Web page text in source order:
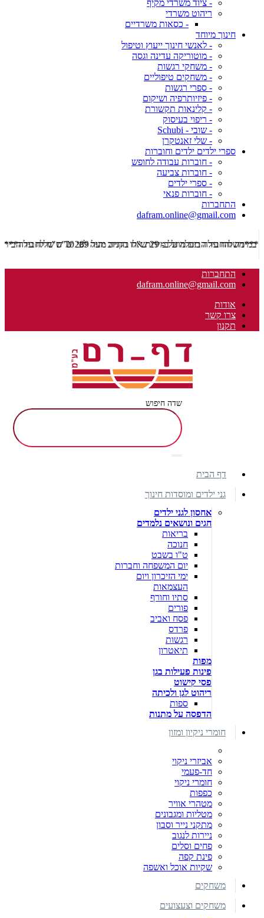
- ציוד משרדי מקיף
ריהוט משרדי
- כסאות משרדיים
חינוך מיוחד
- לאנשי חינוך ייעוץ וטיפול
- מוטוריקה עדינה וגסה
- משחקי רגשות
- משחקים טיפוליים
- ספרי רגשות
- פיזיותרפיה ושיקום
- קלינאות תקשורת
- ריפוי בעיסוק
- שובי - Schubi
- שלי זאנטקרן
ספרי ילדים ילדים וחוברות
- חוברות עבודה לחופש
- חוברות צביעה
- ספרי ילדים
- חוברות פנאי
התחברות
dafram.online@gmail.com
***משלוח עד הבית מוזל ב- 29 ש"ח בקניה מעל 289 ש"ח שליח עד הבית ***
התחברות
dafram.online@gmail.com
אודות
צרו קשר
תקנון
שדה חיפוש
דף הבית
גני ילדים ומוסדות חינוך
אחסון לגני ילדים
חגים ונושאים נלמדים
בריאות
חנוכה
ט"ו בשבט
יום המשפחה וחברות
ימי הזיכרון ויום
העצמאות
סתיו וחורף
פורים
פסח ואביב
פרדס
רגשות
תיאטרון
מפות
פינות פעילות בגן
פסי קישוט
ריהוט לגן ולכיתה
ספות
הדפסה על מתנות
חומרי ניקיון ומזון
אביזרי ניקוי
חד-פעמי
חומרי ניקוי
כפפות
מטהרי אוויר
מטליות ומגבונים
מתקני נייר וסבון
ניירות לנגוב
פחים וסלים
פינת קפה
שקיות אוכל ואשפה
משחקים
משחקים וצעצועים